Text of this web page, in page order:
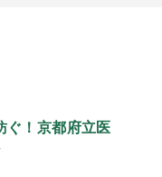
！京都府立医